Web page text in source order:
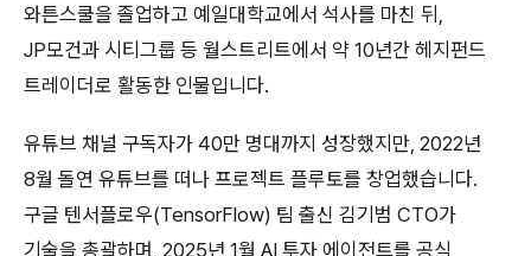
와튼스쿨을 졸업하고 예일대학교에서 석사를 마친 뒤,
JP모건과 시티그룹 등 월스트리트에서 약 10년간 헤지펀드
트레이더로 활동한 인물입니다.
유튜브 채널 구독자가 40만 명대까지 성장했지만, 2022년
8월 돌연 유튜브를 떠나 프로젝트 플루토를 창업했습니다.
구글 텐서플로우(TensorFlow) 팀 출신 김기범 CTO가
기술을 총괄하며, 2025년 1월 AI 투자 에이전트를 공식